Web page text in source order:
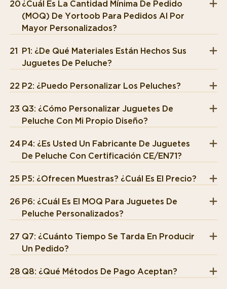
20 ¿Cuál Es La Cantidad Mínima De Pedido
(MOQ) De Yortoob Para Pedidos Al Por
Mayor Personalizados?
21 P1: ¿De Qué Materiales Están Hechos Sus
Juguetes De Peluche?
22 P2: ¿Puedo Personalizar Los Peluches?
23 Q3: ¿Cómo Personalizar Juguetes De
Peluche Con Mi Propio Diseño?
24 P4: ¿Es Usted Un Fabricante De Juguetes
De Peluche Con Certificación CE/EN71?
25 P5: ¿Ofrecen Muestras? ¿Cuál Es El Precio?
26 P6: ¿Cuál Es El MOQ Para Juguetes De
Peluche Personalizados?
27 Q7: ¿Cuánto Tiempo Se Tarda En Producir
Un Pedido?
28 Q8: ¿Qué Métodos De Pago Aceptan?